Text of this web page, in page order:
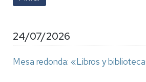
24/07/2026
Mesa redonda: «Libros y